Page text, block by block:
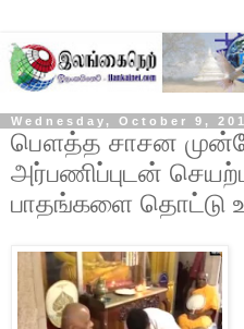
Wednesday, October 9,
பௌத்த சாசன
அர்பணிப்புடன்
பாதங்களை தொட்டு